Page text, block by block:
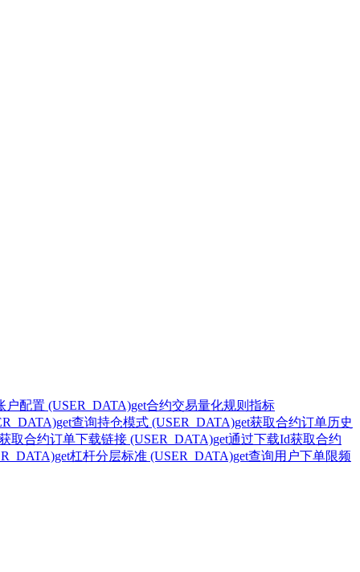
户配置 (USER_DATA)get合约交易量化规则指标
get查询持仓模式 (USER_DATA)get获取合约订单历史
取合约订单下载链接 (USER_DATA)get通过下载Id获取合约
get杠杆分层标准 (USER_DATA)get查询用户下单限频